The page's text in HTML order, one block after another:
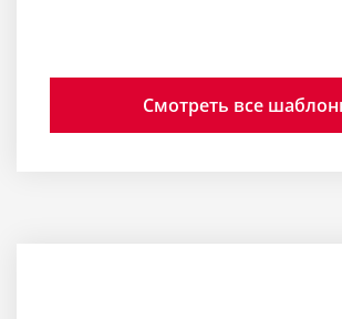
Смотреть все